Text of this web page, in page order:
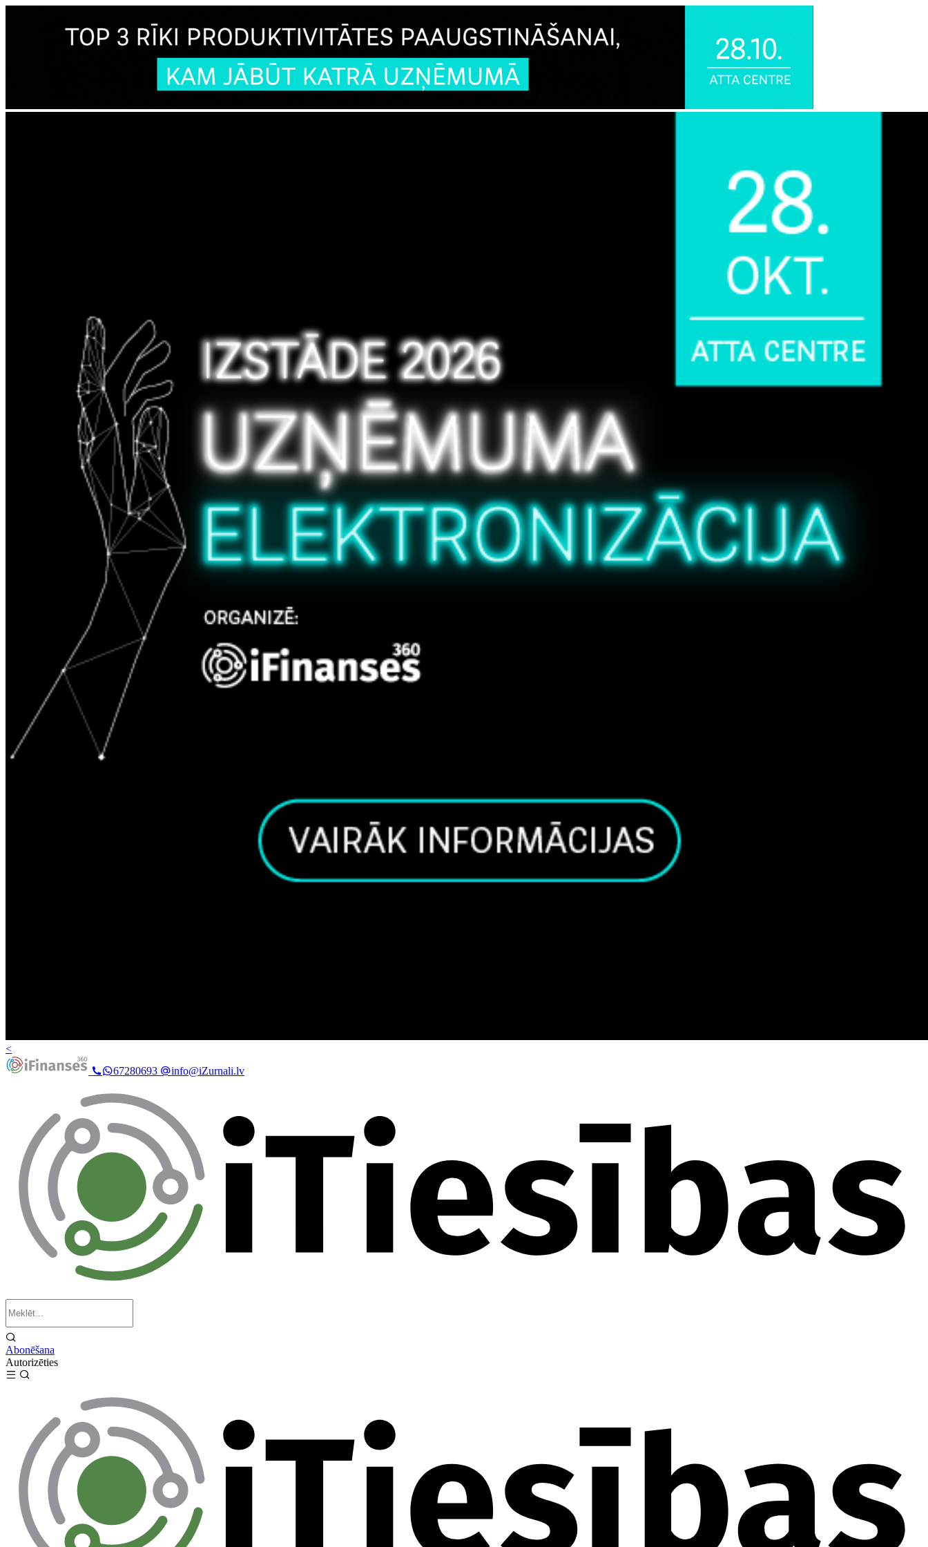
<
67280693
info@iZurnali.lv
Abonēšana
Autorizēties